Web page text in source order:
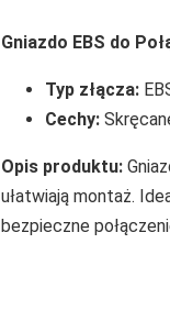
Gniazdo EBS do
Typ złącza:
Cechy:
Opis produktu:
ułatwiają montaż.
bezpieczne